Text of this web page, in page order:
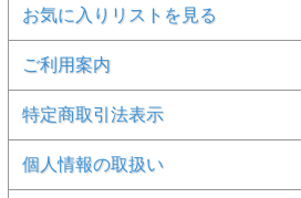
お気に入りリストを見る
ご利用案内
特定商取引法表示
個人情報の取扱い